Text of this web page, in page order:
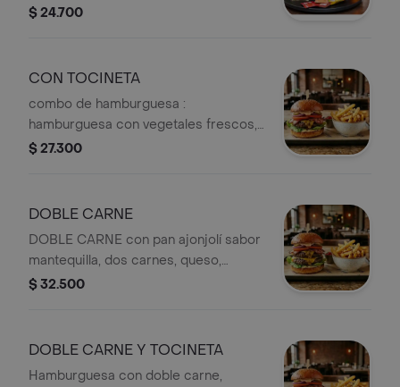
fundido, vegetales frescos y el toque
más una gaseosa bien fría 250ml
$ 24.700
CON TOCINETA
combo de hamburguesa :
hamburguesa con vegetales frescos,
jamón ahumado, carne premium,
papitas crujientes, salsas de la casa.
250ml.
$ 27.300
DOBLE CARNE
DOBLE CARNE con pan ajonjolí sabor
mantequilla, dos carnes, queso,
tocineta, vegetales y salsa. Incluye
$ 32.500
DOBLE CARNE Y TOCINETA
Hamburguesa con doble carne,